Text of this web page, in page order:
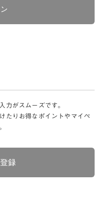
力がスムーズです。
たりお得なポイントやマイペ
録